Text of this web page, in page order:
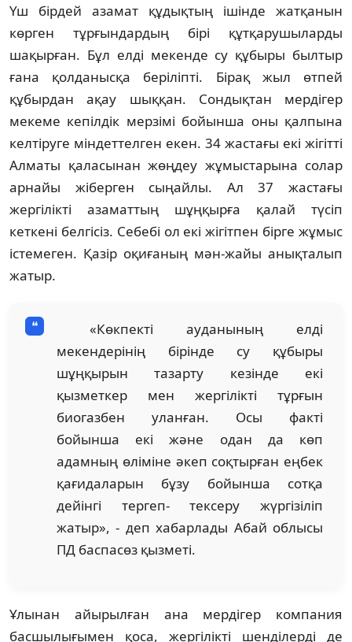
Үш бірдей азамат құдықтың ішінде жатқанын
көрген тұрғындардың бірі құтқарушыларды
шақырған. Бұл елді мекенде су құбыры былтыр
ғана қолданысқа беріліпті. Бірақ жыл өтпей
құбырдан ақау шыққан. Сондықтан мердігер
мекеме кепілдік мерзімі бойынша оны қалпына
келтіруге міндеттелген екен. 34 жастағы екі жігітті
Алматы қаласынан жөңдеу жұмыстарына солар
арнайы жіберген сыңайлы. Ал 37 жастағы
жергілікті азаматтың шұңқырға қалай түсіп
кеткені белгісіз. Себебі ол екі жігітпен бірге жұмыс
істемеген. Қазір оқиғаның мән-жайы анықталып
жатыр.
«Көкпекті ауданының елді
мекендерінің бірінде су құбыры
шұңқырын тазарту кезінде екі
қызметкер мен жергілікті тұрғын
биогазбен уланған. Осы факті
бойынша екі және одан да көп
адамның өліміне әкеп соқтырған еңбек
қағидаларын бұзу бойынша сотқа
дейінгі тергеп- тексеру жүргізіліп
жатыр», - деп хабарлады Абай облысы
ПД баспасөз қызметі.
Ұлынан айырылған ана мердігер компания
басшылығымен қоса, жергілікті шенділерді де